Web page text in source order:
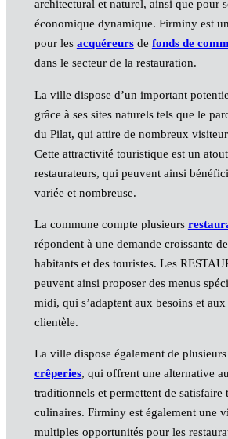
architectural et naturel, ainsi que pour
économique dynamique. Firminy est
pour les acquéreursde fonds de
dans le secteur de la restauration.
La ville dispose d’un important
grâce à ses sites naturels tels que le
du Pilat, qui attire de nombreux
Cette attractivité touristique est un
restaurateurs, qui peuvent ainsi
variée et nombreuse.
La commune compte plusieurs
répondent à une demande croissante
habitants et des touristes. Les
peuvent ainsi proposer des menus
midi, qui s’adaptent aux besoins et
clientèle.
La ville dispose également de plusieurs
crêperies, qui offrent une alternative
traditionnels et permettent de satisfaire
culinaires. Firminy est également une
multiples opportunités pour les